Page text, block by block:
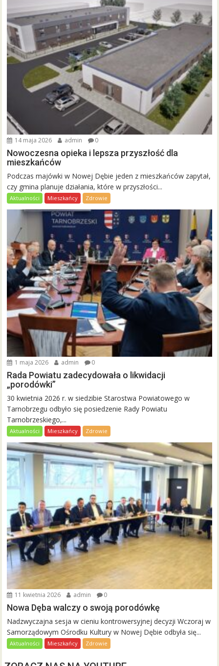
14 maja 2026 admin 0
Nowoczesna opieka i lepsza przyszłość dla
mieszkańców
Podczas majówki w Nowej Dębie jeden z mieszkańców zapytał,
czy gmina planuje działania, które w przyszłości...
Aktualności Mieszkańcy Zdrowie
1 maja 2026 admin 0
Rada Powiatu zadecydowała o likwidacji
„porodówki”
30 kwietnia 2026 r. w siedzibie Starostwa Powiatowego w
Tarnobrzegu odbyło się posiedzenie Rady Powiatu
Tarnobrzeskiego,...
Aktualności Mieszkańcy Zdrowie
11 kwietnia 2026 admin 0
Nowa Dęba walczy o swoją porodówkę
Nadzwyczajna sesja w cieniu kontrowersyjnej decyzji Wczoraj w
Samorządowym Ośrodku Kultury w Nowej Dębie odbyła się...
Aktualności Mieszkańcy Zdrowie